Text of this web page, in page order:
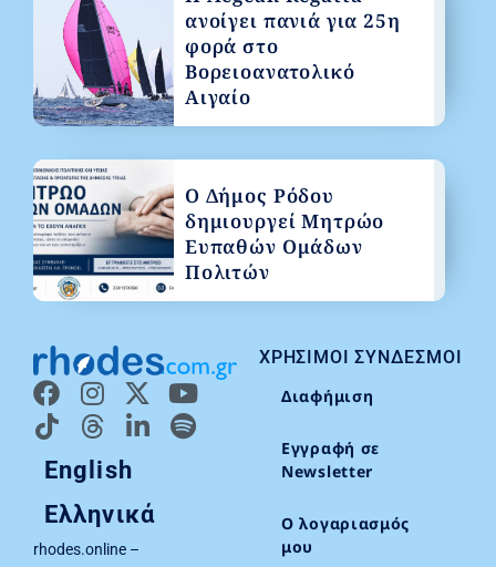
English
Ελληνικά
rhodes.online –
ΧΡΉΣΙΜΟΙ ΣΎΝΔΕΣΜΟΙ
Διαφήμιση
Εγγραφή σε
Newsletter
Ο λογαριασμός
μου
ανοίγει πανιά για 25η
φορά στο
Βορειοανατολικό
Αιγαίο
Ο Δήμος Ρόδου
δημιουργεί Μητρώο
Ευπαθών Ομάδων
Πολιτών